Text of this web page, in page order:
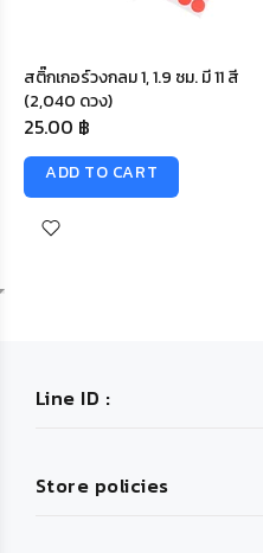
สติ๊กเกอร์วงกลม 1, 1.9 ซม. มี 11 สี
(2,040 ดวง)
25.00 ฿
ADD TO CART
Line ID :
Store policies